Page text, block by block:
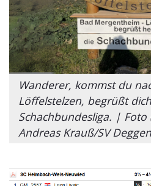
Wanderer, kommst du
Löffelstelzen, begrüßt
Schachbundesliga. | Foto
Andreas Krauß/SV